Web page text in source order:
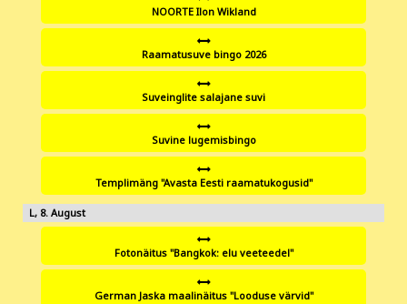
NOORTE Ilon Wikland
Raamatusuve bingo 2026
Suveinglite salajane suvi
Suvine lugemisbingo
Templimäng "Avasta Eesti raamatukogusid"
8
Fotonäitus "Bangkok: elu veeteedel"
German Jaska maalinäitus "Looduse värvid"